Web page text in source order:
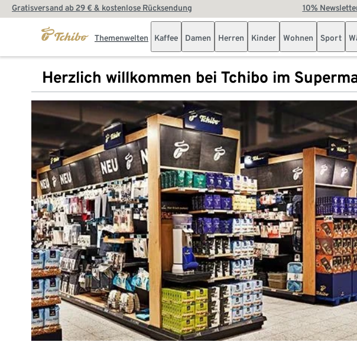
Gratisversand ab 29 € & kostenlose Rücksendung 10%
Themenwelten Kaffee Damen Herren Kinder Wohnen Sport
Herzlich willkommen bei Tchibo im